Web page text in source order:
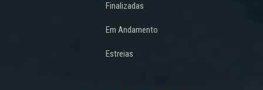
Finalizadas
Em Andamento
Estreias